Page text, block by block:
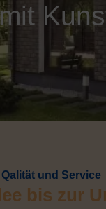
Qalität und Service
bis zur